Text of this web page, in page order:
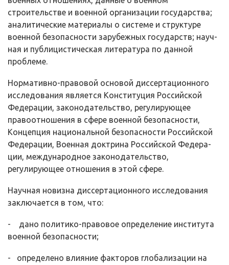
строительстве и военной организации государства;
аналитические материалы о системе и структуре
военной безопасности зарубежных государств; науч­
ная и публицистическая литература по данной
проблеме.
Нормативно-правовой основой диссертационного
исследования явля­ется Конституция Российской
Федерации, законодательство, регулирующее
правоотношения в сфере военной безопасности,
Концепция национальной безопасности Российской
Федерации, Военная доктрина Российской Федера­
ции, международное законодательство,
регулирующее отношения в этой сфере.
Научная новизна диссертационного исследования
заключается в том, что:
- дано политико-правовое определение института
военной безопасно­сти;
- определено влияние факторов глобализации на